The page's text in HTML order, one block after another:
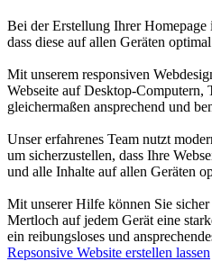
Bei der Erstellung Ihrer Homepage
dass diese auf allen Geräten
Mit unserem responsiven
Webseite auf Desktop-Computern,
gleichermaßen ansprechend und
Unser erfahrenes Team nutzt
um sicherzustellen, dass Ihre
und alle Inhalte auf allen Geräten
Mit unserer Hilfe können Sie
Mertloch auf jedem Gerät eine
ein reibungsloses und
Repsonsive Website erstellen lassen